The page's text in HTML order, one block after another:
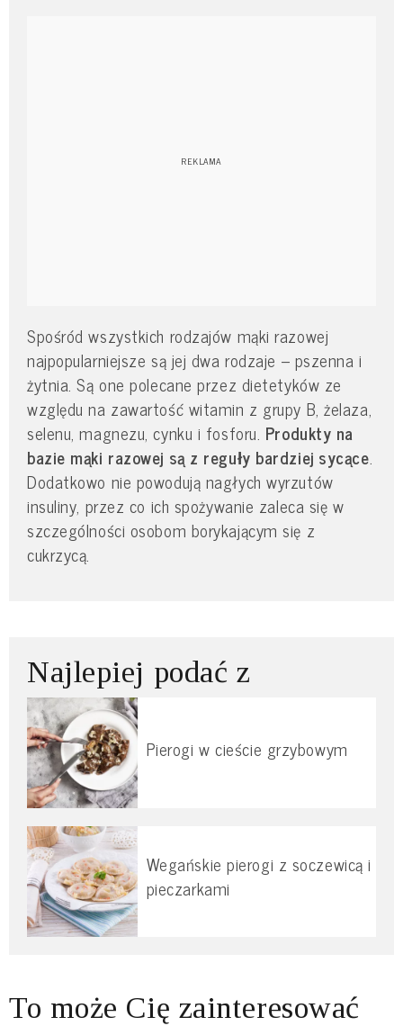
Spośród wszystkich rodzajów mąki razowej
najpopularniejsze są jej dwa rodzaje – pszenna i
żytnia. Są one polecane przez dietetyków ze
względu na zawartość witamin z grupy B, żelaza,
selenu, magnezu, cynku i fosforu. Produkty na
bazie mąki razowej są z reguły bardziej sycące.
Dodatkowo nie powodują nagłych wyrzutów
insuliny, przez co ich spożywanie zaleca się w
szczególności osobom borykającym się z
cukrzycą.
Najlepiej podać z
Pierogi w cieście grzybowym
Wegańskie pierogi z soczewicą i
pieczarkami
To może Cię zainteresować